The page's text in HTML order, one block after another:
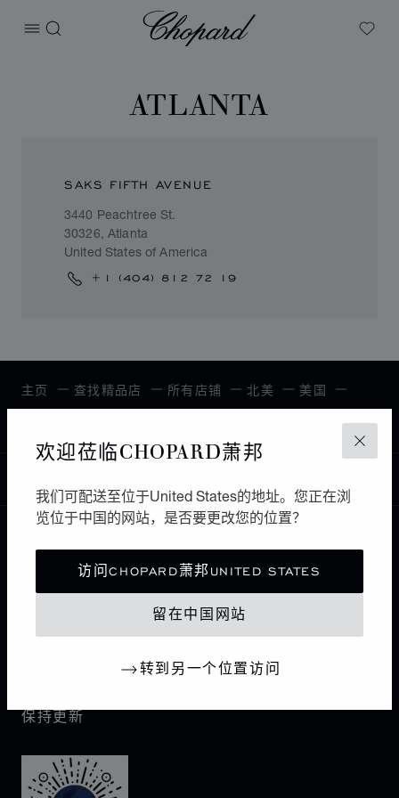
关闭
欢迎莅临CHOPARD萧邦
我们可配送至位于United States的地址。您正在浏
览位于中国的网站，是否要更改您的位置？
访问CHOPARD萧邦UNITED STATES
留在中国网站
转到另一个位置访问
打开菜单
搜索
Chopard
My
ATLANTA
SAKS FIFTH AVENUE
3440 Peachtree St.
30326, Atlanta
United States of America
+1 (404) 812 72 19
主页 查找精品店 所有店铺 北美
美国
本地化（更改国家/地区）
更改国家/地区
保持更新